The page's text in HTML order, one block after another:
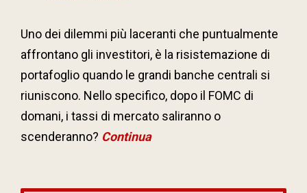
Uno dei dilemmi più laceranti che puntualmente
affrontano gli investitori, è la risistemazione di
portafoglio quando le grandi banche centrali si
riuniscono. Nello specifico, dopo il FOMC di
domani, i tassi di mercato saliranno o
scenderanno? Continua